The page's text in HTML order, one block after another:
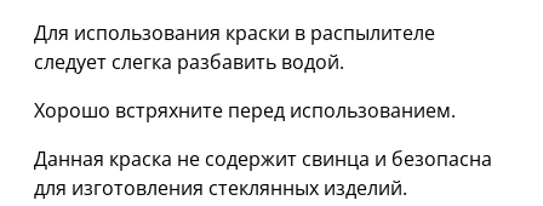
Для использования краски в распылителе
следует слегка разбавить водой.
Хорошо встряхните перед использованием.
Данная краска не содержит свинца и безопасна
для изготовления стеклянных изделий.